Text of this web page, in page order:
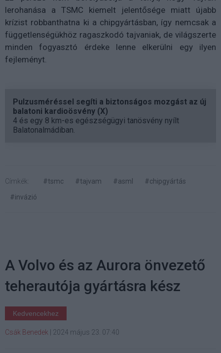
lerohanása a TSMC kiemelt jelentősége miatt újabb
krízist robbanthatna ki a chipgyártásban, így nemcsak a
függetlenségükhöz ragaszkodó tajvaniak, de világszerte
minden fogyasztó érdeke lenne elkerülni egy ilyen
fejleményt.
Pulzusméréssel segíti a biztonságos mozgást az új
balatoni kardioösvény (X)
4 és egy 8 km-es egészségügyi tanösvény nyílt
Balatonalmádiban.
Címkék: #tsmc #tajvam #asml
#chipgyártás
#invázió
A Volvo és az Aurora önvezető
teherautója gyártásra kész
Kedvencekhez
Csák Benedek 2024 május 23. 07:40